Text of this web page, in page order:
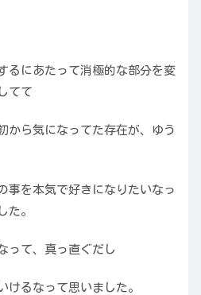
るにあたって消極的な部分を変
てて
から気になってた存在が、ゆう
事を本気で好きになりたいなっ
た。
って、真っ直ぐだし
けるなって思いました。